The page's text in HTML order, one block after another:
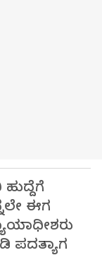
ಈಗ
ಪದತ್ಯಾಗ